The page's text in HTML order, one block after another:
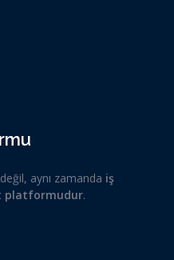
aynı zamanda iş
platformudur.